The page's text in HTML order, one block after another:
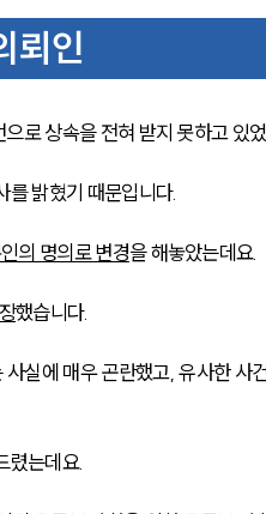
뢰인
로 상속을 전혀 받지 못하고 있
를 밝혔기 때문입니다.
의 명의로 변경을 해놓았는데요.
했습니다.
실에 매우 곤란했고, 유사한 사
렸는데요.